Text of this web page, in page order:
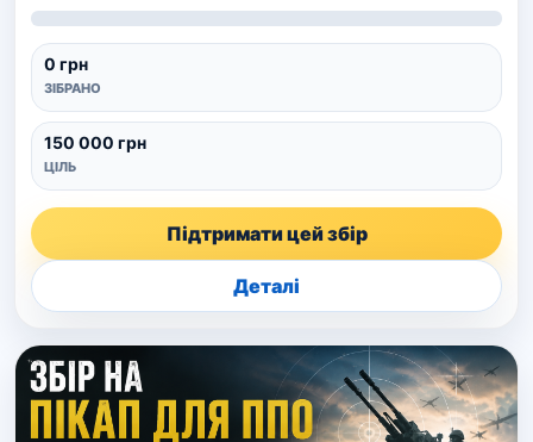
0 грн
ЗІБРАНО
150 000 грн
ЦІЛЬ
Підтримати цей збір
Деталі